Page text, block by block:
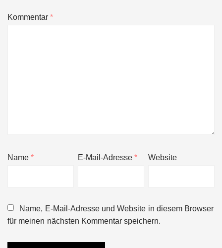
Kommentar*
Name* E-Mail-Adresse* Website
Name, E-Mail-Adresse und Website in diesem Browser
für meinen nächsten Kommentar speichern.